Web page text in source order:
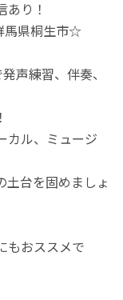
り！
馬県桐生市☆
声練習、伴奏、
カル、ミュージ
土台を固めましょ
もおススメで